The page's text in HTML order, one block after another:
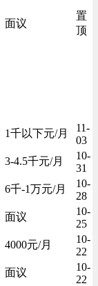
面议
置
顶
1千以下元/月
11-
03
3-4.5千元/月
10-
31
6千-1万元/月
10-
28
面议
10-
25
4000元/月
10-
22
面议
10-
22